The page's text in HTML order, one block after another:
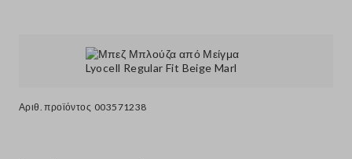
Αριθ. προϊόντος 003571238